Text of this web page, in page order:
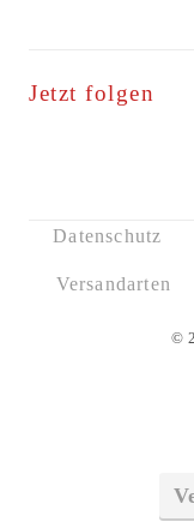
Jetzt folgen
Datenschutz
Versandarten
©